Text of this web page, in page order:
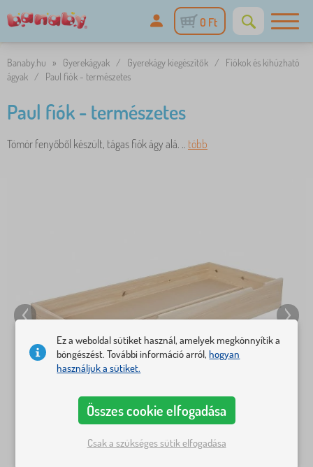
0 Ft
Banaby.hu » Gyerekágyak / Gyerekágy kiegészítők /
Fiókok és kihúzható
ágyak / Paul fiók - természetes
Paul fiók - természetes
Tömör fenyőből készült, tágas fiók ágy alá. .. több
Ez a weboldal sütiket használ, amelyek megkönnyítik a
böngészést. További információ arról,hogyan
használjuk a sütiket.
Összes cookie elfogadása
Csak a szükséges sütik elfogadása